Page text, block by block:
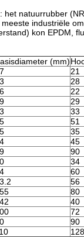
natuurrubber
industriële
kon EPDM,
(mm)
21
28
22
29
33
51
35
45
90
34
60
56
80
40
72
90
128